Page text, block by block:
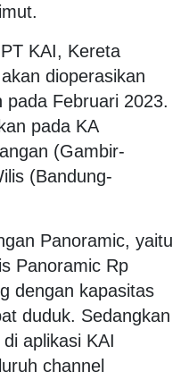
KAI, Kereta
dioperasikan
pada Februari 2023.
pada KA
(Gambir-
(Bandung-
Panoramic, yaitu
Panoramic Rp
dengan kapasitas
duduk. Sedangkan
aplikasi KAI
channel